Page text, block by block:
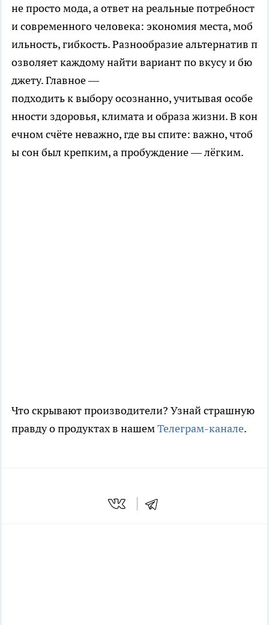
не просто мода, а ответ на реальные потребност
и современного человека: экономия места, моб
ильность, гибкость. Разнообразие альтернатив п
озволяет каждому найти вариант по вкусу и бю
джету. Главное —
подходить к выбору осознанно, учитывая особе
нности здоровья, климата и образа жизни. В кон
ечном счёте неважно, где вы спите: важно, чтоб
ы сон был крепким, а пробуждение — лёгким.
Что скрывают производители? Узнай страшную
правду о продуктах в нашемТелеграм-канале.